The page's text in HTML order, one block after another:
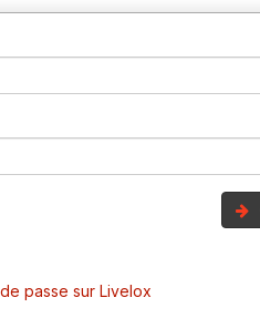
passe sur Livelox